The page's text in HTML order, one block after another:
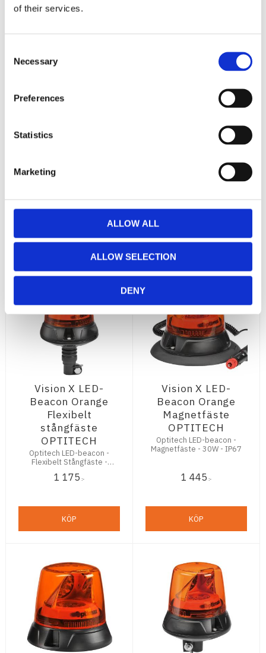
of their services.
Selection
Necessary
Preferences
Statistics
Marketing
ALLOW ALL
ALLOW SELECTION
DENY
Blixtljus - Gult Ljus - ECE
R65 I, ECE R65 II, ECE
KÖP
Standby VEGA
Blixtljusramp - 835mm -
INFO
Vision X LED-
Beacon Orange
Flexibelt
stångfäste
OPTITECH
Optitech LED-beacon -
Flexibelt Stångfäste -
30W - IP67
1 175 :-
KÖP
Vision X LED-
Beacon Orange
Magnetfäste
OPTITECH
Optitech LED-beacon -
Magnetfäste - 30W - IP67
1 445 :-
KÖP